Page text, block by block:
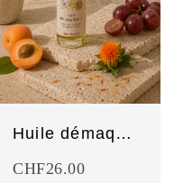
Huile démaquillante
CHF26.00